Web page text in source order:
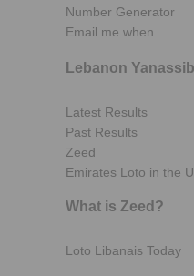
Number Generator
Email me when..
Lebanon Yanassib
Latest Results
Past Results
Zeed
Emirates Loto in the
What is Zeed?
Loto Libanais Today